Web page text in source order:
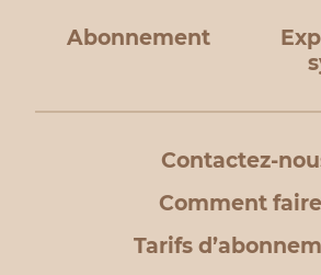
Abonnement
Contactez-
Comment
Tarifs